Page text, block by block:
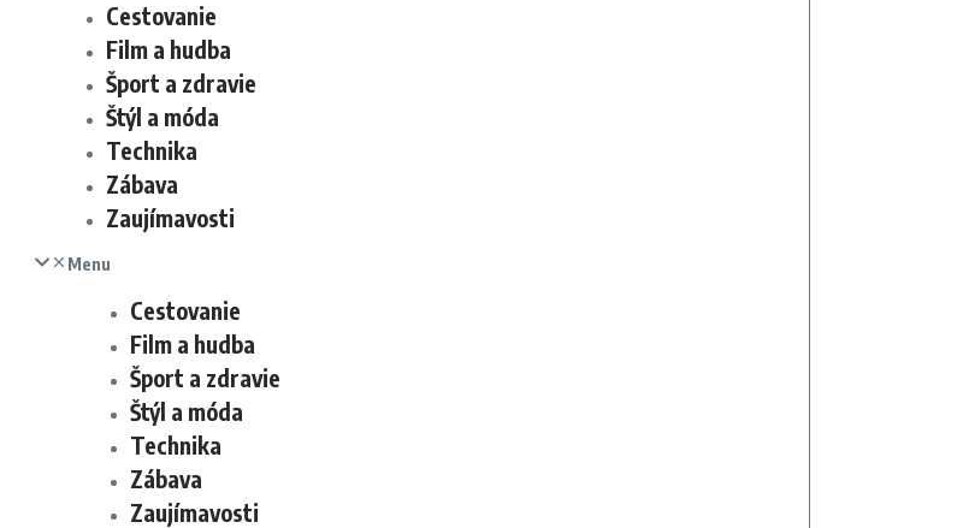
Cestovanie
Film a hudba
Šport a zdravie
Štýl a móda
Technika
Zábava
Zaujímavosti
Menu
Cestovanie
Film a hudba
Šport a zdravie
Štýl a móda
Technika
Zábava
Zaujímavosti